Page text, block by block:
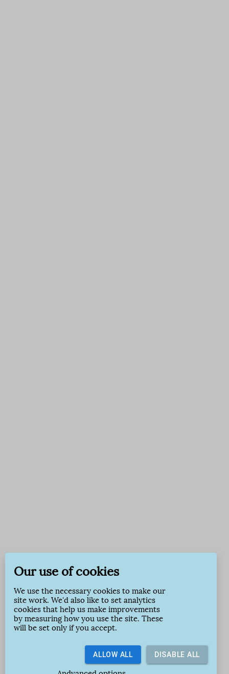
Our use of cookies
We use the necessary cookies to make our
site work. We'd also like to set analytics
cookies that help us make improvements
by measuring how you use the site. These
will be set only if you accept.
ALLOW ALL DISABLE ALL